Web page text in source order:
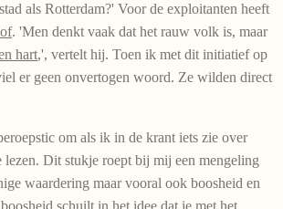
als Rotterdam?' Voor de exploitanten heeft
. 'Men denkt vaak dat het rauw volk is, maar
hart,', vertelt hij. Toen ik met dit initiatief op
er geen onvertogen woord. Ze wilden direct
om als ik in de krant iets zie over
lezen. Dit stukje roept bij mij een mengeling
waardering maar vooral ook boos­heid en
schuilt in het idee dat je met het